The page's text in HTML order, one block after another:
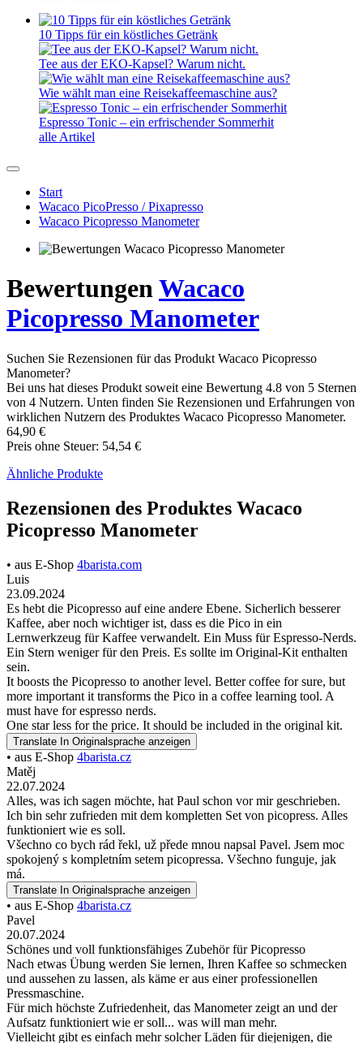
10 Tipps für ein köstliches Getränk
Tee aus der EKO-Kapsel? Warum nicht.
Wie wählt man eine Reisekaffeemaschine aus?
Espresso Tonic – ein erfrischender Sommerhit
alle Artikel
Start
Wacaco PicoPresso / Pixapresso
Wacaco Picopresso Manometer
BewertungenWacaco
Picopresso Manometer
Suchen Sie Rezensionen für das Produkt Wacaco Picopresso
Manometer?
Bei uns hat dieses Produkt soweit eine Bewertung 4.8 von 5 Sternen
von 4 Nutzern. Unten finden Sie Rezensionen und Erfahrungen von
wirklichen Nutzern des Produktes Wacaco Picopresso Manometer.
64,90 €
Preis ohne Steuer: 54,54 €
Ähnliche Produkte
Rezensionen des Produktes Wacaco
Picopresso Manometer
• aus E-Shop 4barista.com
Luis
23.09.2024
Es hebt die Picopresso auf eine andere Ebene. Sicherlich besserer
Kaffee, aber noch wichtiger ist, dass es die Pico in ein
Lernwerkzeug für Kaffee verwandelt. Ein Muss für Espresso-Nerds.
Ein Stern weniger für den Preis. Es sollte im Original-Kit enthalten
sein.
It boosts the Picopresso to another level. Better coffee for sure, but
more important it transforms the Pico in a coffee learning tool. A
must have for espresso nerds.
One star less for the price. It should be included in the original kit.
Translate In Originalsprache anzeigen
• aus E-Shop 4barista.cz
Matěj
22.07.2024
Alles, was ich sagen möchte, hat Paul schon vor mir geschrieben.
Ich bin sehr zufrieden mit dem kompletten Set von picopress. Alles
funktioniert wie es soll.
Všechno co bych rád řekl, už přede mnou napsal Pavel. Jsem moc
spokojený s kompletním setem picopressa. Všechno funguje, jak
má.
Translate In Originalsprache anzeigen
• aus E-Shop 4barista.cz
Pavel
20.07.2024
Schönes und voll funktionsfähiges Zubehör für Picopresso
Nach etwas Übung werden Sie lernen, Ihren Kaffee so schmecken
und aussehen zu lassen, als käme er aus einer professionellen
Pressmaschine.
Für mich höchste Zufriedenheit, das Manometer zeigt an und der
Aufsatz funktioniert wie er soll... was will man mehr.
Vielleicht gibt es einfach mehr solcher Läden für diejenigen, die